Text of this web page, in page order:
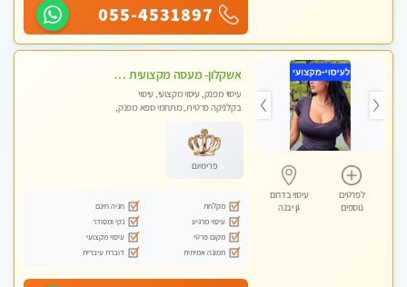
055-4531897
לפרטים
נוספים
עיסוי בדרום
גן יבנה
אשקלון- מעסה מקצועית חדשה ואיכותית לעיסוי מרגיע ומפנק VIP-מומלץ לחלוטין! פרטי! ​​​​​​ Highly recommended
עיסוי מפנק, עיסוי מקצועי, עיסוי
בקלניקה פרטית, מתחמי ספא מפנק,
טנטרה
פרימיום
מקלחת
חניה חינם
עיסוי מרגיע
נקי ומסודר
מקום פרטי
עיסוי מקצועי
תמונה אמיתית
דוברת עיברית